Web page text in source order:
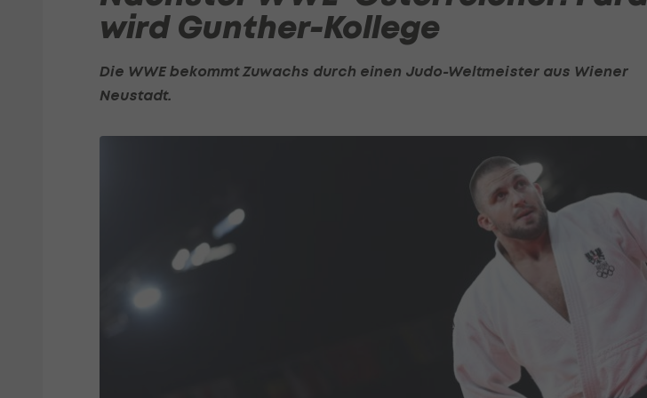
wird Gunther-Kollege
Die WWE bekommt Zuwachs durch einen Judo-Weltmeister aus Wiener
Neustadt.